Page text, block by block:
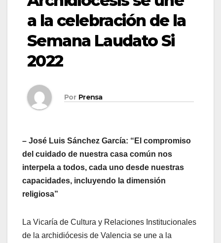
a la celebración de la
Semana Laudato Si
2022
Por Prensa
– José Luis Sánchez García: “El compromiso
del cuidado de nuestra casa común nos
interpela a todos, cada uno desde nuestras
capacidades, incluyendo la dimensión
religiosa”
La Vicaría de Cultura y Relaciones Institucionales
de la archidiócesis de Valencia se une a la